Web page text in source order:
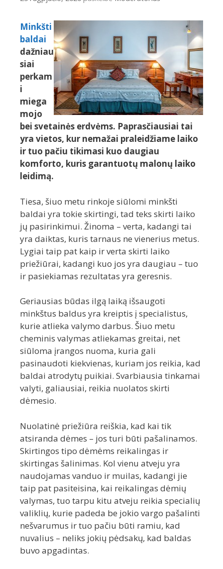
Minkšti
baldai
dažniau
siai
perkam
i
miega
mojo
bei svetainės erdvėms. Paprasčiausiai tai
yra vietos, kur nemažai praleidžiame laiko
ir tuo pačiu tikimasi kuo daugiau
komforto, kuris garantuotų malonų laiko
leidimą.
Tiesa, šiuo metu rinkoje siūlomi minkšti
baldai yra tokie skirtingi, tad teks skirti laiko
jų pasirinkimui. Žinoma – verta, kadangi tai
yra daiktas, kuris tarnaus ne vienerius metus.
Lygiai taip pat kaip ir verta skirti laiko
priežiūrai, kadangi kuo jos yra daugiau – tuo
ir pasiekiamas rezultatas yra geresnis.
Geriausias būdas ilgą laiką išsaugoti
minkštus baldus yra kreiptis į specialistus,
kurie atlieka valymo darbus. Šiuo metu
cheminis valymas atliekamas greitai, net
siūloma įrangos nuoma, kuria gali
pasinaudoti kiekvienas, kuriam jos reikia, kad
baldai atrodytų puikiai. Svarbiausia tinkamai
valyti, galiausiai, reikia nuolatos skirti
dėmesio.
Nuolatinė priežiūra reiškia, kad kai tik
atsiranda dėmes – jos turi būti pašalinamos.
Skirtingos tipo dėmėms reikalingas ir
skirtingas šalinimas. Kol vienu atveju yra
naudojamas vanduo ir muilas, kadangi jie
taip pat pasiteisina, kai reikalingas dėmių
valymas, tuo tarpu kitu atveju reikia specialių
valiklių, kurie padeda be jokio vargo pašalinti
nešvarumus ir tuo pačiu būti ramiu, kad
nuvalius – neliks jokių pėdsakų, kad baldas
buvo apgadintas.